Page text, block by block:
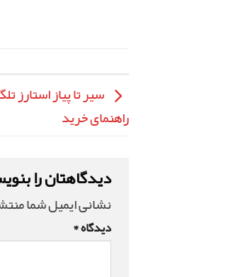
سیر تا پیاز استارز
راهنمای خرید
دیدگاهتان را
نشانی ایمیل شما
دیدگاه*